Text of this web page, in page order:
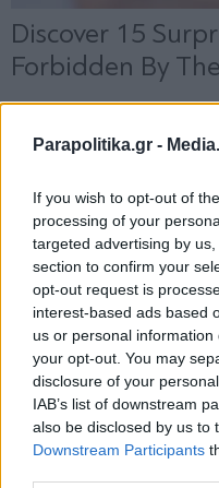
Parapolitika.gr -
If you wish to opt-out of
processing of your
targeted advertising by
section to confirm your
opt-out request is
interest-based ads based
us or personal
your opt-out. You may
disclosure of your
IAB’s list of downstream
also be disclosed by us to
Downstream Participants
Εγγραφή